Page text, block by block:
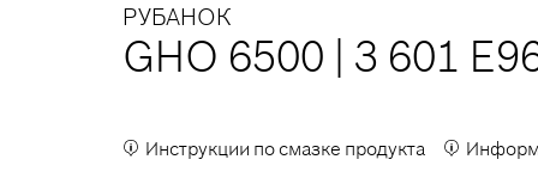
РУБАНОК
GHO 6500 | 3 601
Инструкции по смазке продукта